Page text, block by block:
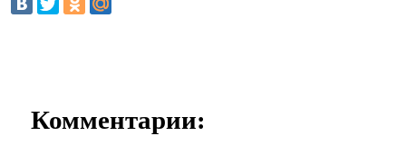
Комментарии: